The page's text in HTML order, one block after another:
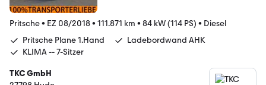
Pritsche• EZ 08/2018• 111.871 km • 84 kW (114 PS) • Diesel
Pritsche Plane 1.Hand
Ladebordwand AHK
KLIMA -- 7-Sitzer
TKC GmbH